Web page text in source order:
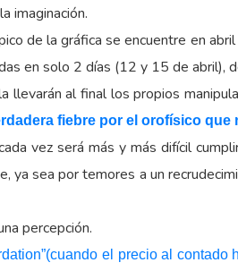
imaginación.
de la gráfica se encuentre en
en solo 2 días (12 y 15 de abril),
llevarán al final los propios
fiebre por el orofísico
vez será más y más difícil
ya sea por temores a un
percepción.
el precio al